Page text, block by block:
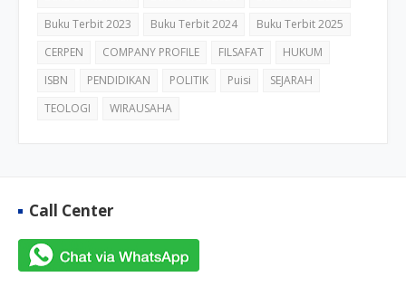
Buku Terbit 2023
Buku Terbit 2024
Buku Terbit 2025
CERPEN
COMPANY PROFILE FILSAFAT
HUKUM
ISBN
PENDIDIKAN POLITIK Puisi
SEJARAH
TEOLOGI
WIRAUSAHA
Call Center